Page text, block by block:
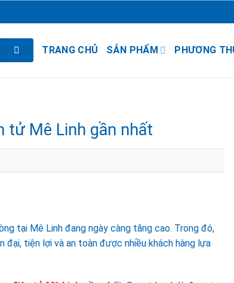
TRANG CHỦ SẢN PHẨM PHƯƠNG
tử Mê Linh gần nhất
tại Mê Linh đang ngày càng tăng cao. Trong đó,
đại, tiện lợi và an toàn được nhiều khách hàng lựa